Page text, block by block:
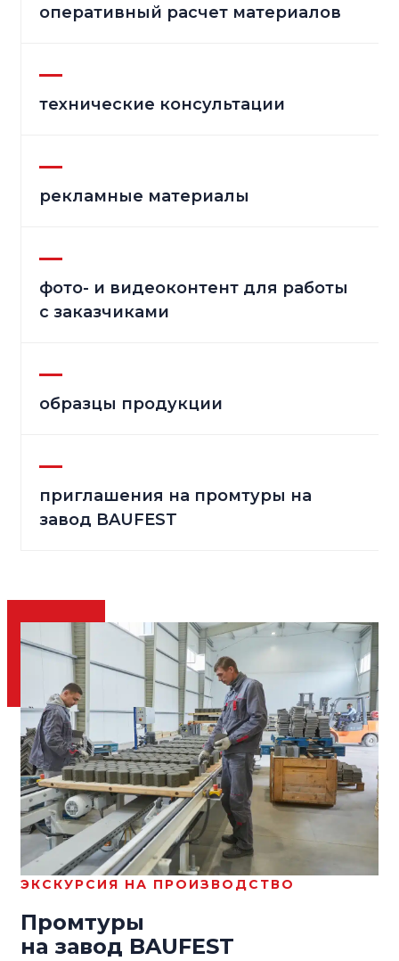
оперативный расчет материалов
технические консультации
рекламные материалы
фото- и видеоконтент для работы
с заказчиками
образцы продукции
приглашения на промтуры на
завод BAUFEST
ЭКСКУРСИЯ НА ПРОИЗВОДСТВО
Промтуры
на завод BAUFEST